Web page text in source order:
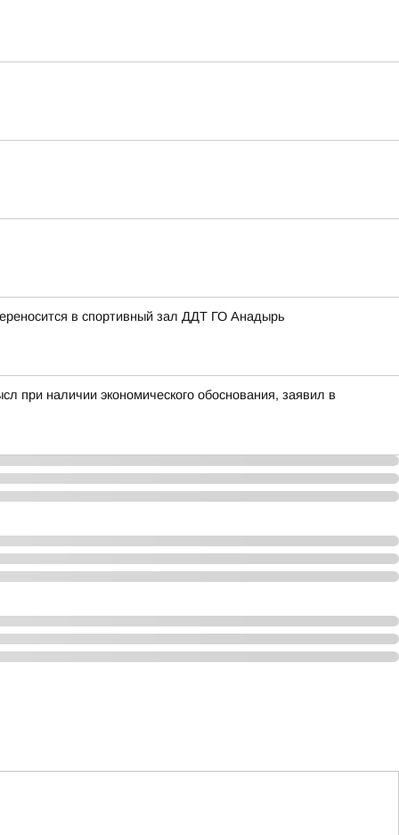
в спортивный зал ДДТ ГО Анадырь
при наличии экономического обоснования, заявил в